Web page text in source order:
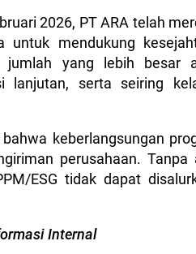
2026, PT ARA telah
untuk mendukung
jumlah yang lebih besar
lanjutan, serta seiring
keberlangsungan
perusahaan.
ESG tidak dapat
Internal